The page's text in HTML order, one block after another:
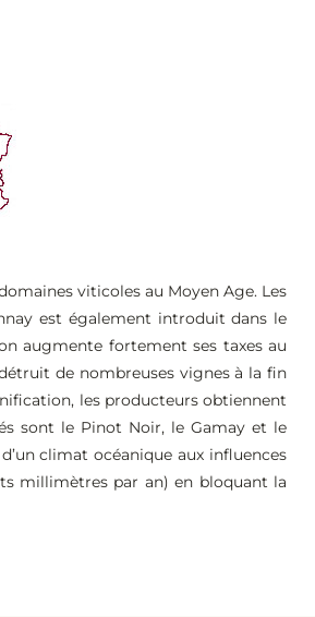
viticoles au Moyen Age. Les
est également introduit dans le
augmente fortement ses taxes au
de nombreuses vignes à la fin
les producteurs obtiennent
sont le Pinot Noir, le Gamay et le
climat océanique aux influences
millimètres par an) en bloquant la